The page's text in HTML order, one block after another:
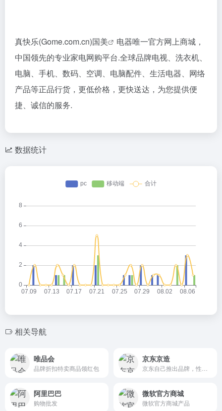
真快乐(Gome.com.cn)国美
电器唯一官方网上商城，
中国领先的专业家电网购平台.全球品牌电视、洗衣机、
电脑、手机、数码、空调、电脑配件、生活电器、网络
产品等正品行货，更低价格，更快送达，为您提供便
捷、诚信的服务.
数据统计
相关导航
唯品会
品牌折扣特卖商品领红包
京东京造
阿里巴巴
购物批发
微软官方商城
微软官方商城产品